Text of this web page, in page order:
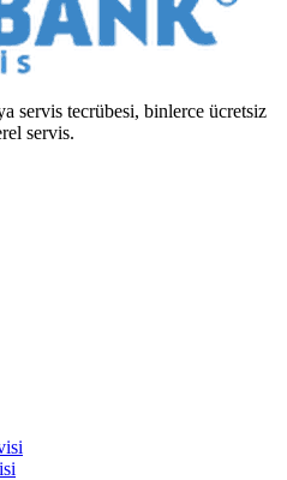
servis tecrübesi, binlerce ücretsiz
servis.